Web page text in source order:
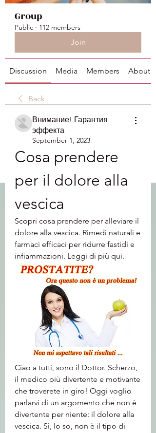
Group
Public · 112 members
Join
Discussion Media Members About
Back
Внимание! Гарантия
эффекта
September 1, 2023
Cosa prendere
per il dolore alla
vescica
Scopri cosa prendere per alleviare il
dolore alla vescica. Rimedi naturali e
farmaci efficaci per ridurre fastidi e
infiammazioni. Leggi di più qui.
Ciao a tutti, sono il Dottor. Scherzo,
il medico più divertente e motivante
che troverete in giro! Oggi voglio
parlarvi di un argomento che non è
divertente per niente: il dolore alla
vescica. Sì, lo so, non è il tipo di